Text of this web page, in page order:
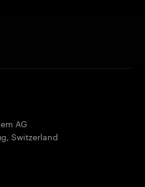
AG
, Switzerland